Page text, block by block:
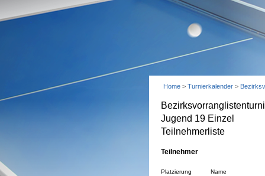
Home > Turnierkalender >
Jugend 19 Einzel
Teilnehmerliste
Teilnehmer
Platzierung Name